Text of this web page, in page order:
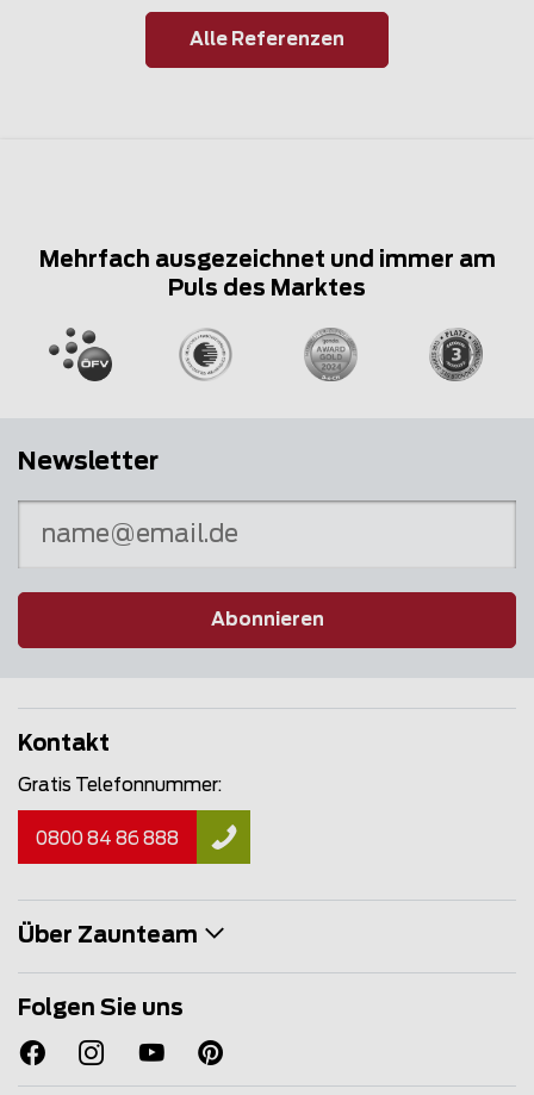
Alle Referenzen
Mehrfach ausgezeichnet und immer am
Puls des Marktes
Newsletter
Abonnieren
Kontakt
Gratis Telefonnummer:
0800 84 86 888
Über Zaunteam
Folgen Sie uns